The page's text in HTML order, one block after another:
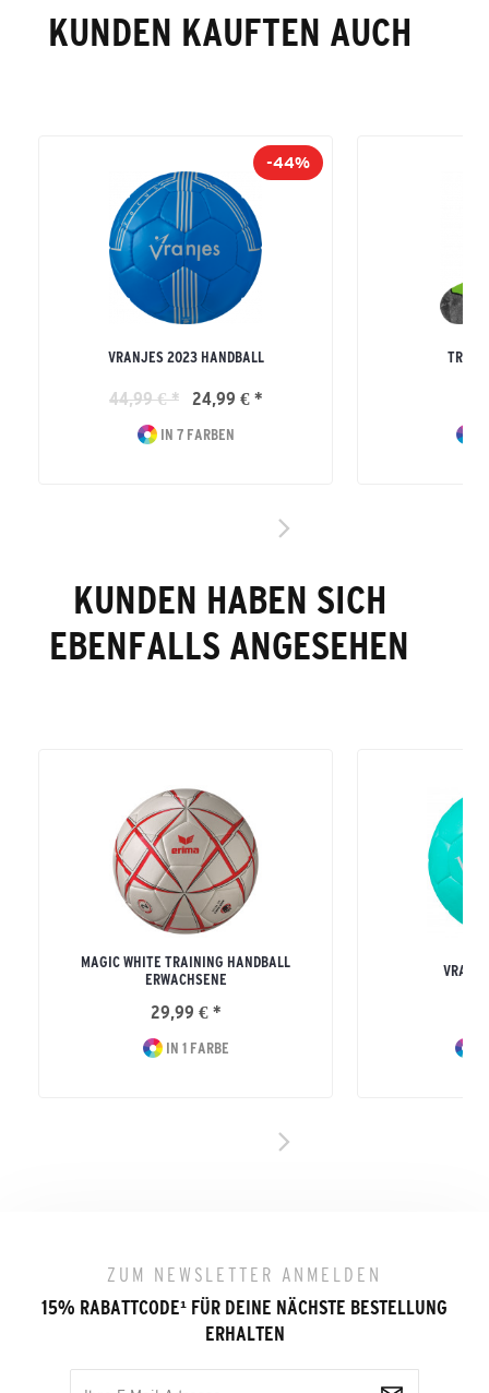
KUNDEN KAUFTEN AUCH
-44%
VRANJES 2023 HANDBALL
44,99 € * 24,99 € *
IN 7 FARBEN
KUNDEN HABEN SICH
EBENFALLS ANGESEHEN
MAGIC WHITE TRAINING HANDBALL
ERWACHSENE
29,99 € *
IN 1 FARBE
ZUM NEWSLETTER ANMELDEN
15% RABATTCODE¹ FÜR DEINE NÄCHSTE BESTELLUNG
ERHALTEN